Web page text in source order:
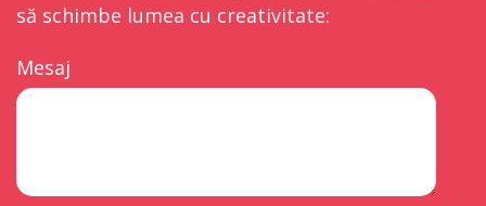
să schimbe lumea cu creativitate:
Mesaj